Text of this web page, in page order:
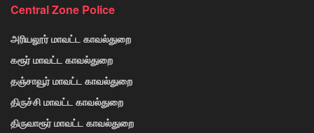
Central Zone Police
அரியலூர் மாவட்ட காவல்துறை
கரூர் மாவட்ட காவல்துறை
தஞ்சாவூர் மாவட்ட காவல்துறை
திருச்சி மாவட்ட காவல்துறை
திருவாரூர் மாவட்ட காவல்துறை